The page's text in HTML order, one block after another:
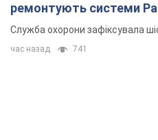
ремонтують системи
Служба охорони зафіксувала
час назад 741